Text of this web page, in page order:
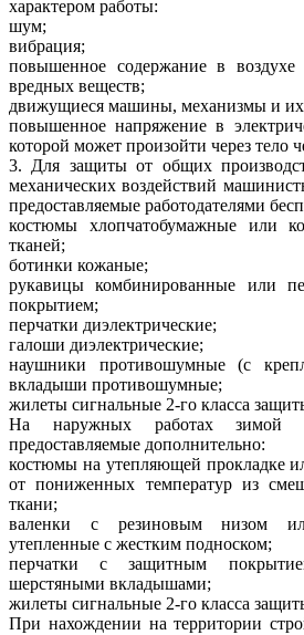
характером работы:
шум;
вибрация;
повышенное содержание в
вредных веществ;
движущиеся машины, механизмы и их
повышенное напряжение в
которой может произойти через тело
3. Для защиты от общих
механических воздействий
предоставляемые работодателями
костюмы хлопчатобумажные или
тканей;
ботинки кожаные;
рукавицы комбинированные или
покрытием;
перчатки диэлектрические;
галоши диэлектрические;
наушники противошумные (с
вкладыши противошумные;
жилеты сигнальные 2-го класса
На наружных работах зимой
предоставляемые дополнительно:
костюмы на утепляющей прокладке
от пониженных температур из
ткани;
валенки с резиновым низом
утепленные с жестким подноском;
перчатки с защитным
шерстяными вкладышами;
жилеты сигнальные 2-го класса
При нахождении на территории